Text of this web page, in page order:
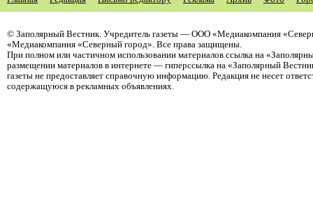
© Заполярный Вестник. Учредитель газеты — ООО «Медиакомпания
«Медиакомпания «Северный город». Все права защищены.
При полном или частичном использовании материалов ссылка на
размещении материалов в интернете — гиперссылка на «Заполярный
газеты не предоставляет справочную информацию. Редакция не несет
содержащуюся в рекламных объявлениях.